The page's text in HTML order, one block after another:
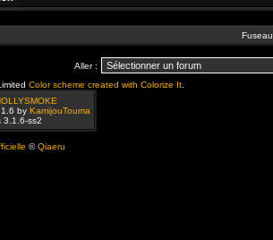
Aller :
Color scheme created with Colorize It
by KamijouTouma
3.1.6-ss2
©Qiaeru